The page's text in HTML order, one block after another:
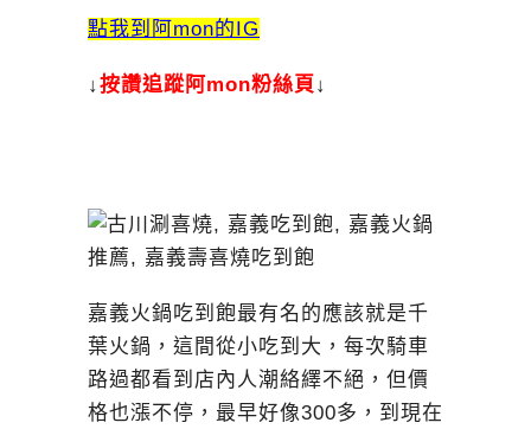
點我到阿mon的IG
↓按讚追蹤阿mon粉絲頁 ↓
嘉義火鍋吃到飽最有名的應該就是千
葉火鍋，這間從小吃到大，每次騎車
路過都看到店內人潮絡繹不絕，但價
格也漲不停，最早好像300多，到現在